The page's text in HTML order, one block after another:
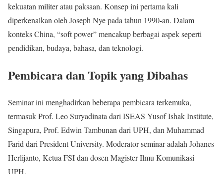
kekuatan militer atau paksaan. Konsep ini pertama kali
diperkenalkan oleh Joseph Nye pada tahun 1990-an. Dalam
konteks China, “soft power” mencakup berbagai aspek seperti
pendidikan, budaya, bahasa, dan teknologi.
Pembicara dan Topik yang Dibahas
Seminar ini menghadirkan beberapa pembicara terkemuka,
termasuk Prof. Leo Suryadinata dari ISEAS Yusof Ishak Institute,
Singapura, Prof. Edwin Tambunan dari UPH, dan Muhammad
Farid dari President University. Moderator seminar adalah Johanes
Herlijanto, Ketua FSI dan dosen Magister Ilmu Komunikasi
UPH.